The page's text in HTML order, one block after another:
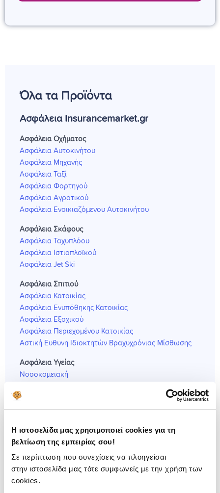
Η ιστοσελίδα μας χρησιμοποιεί cookies για τη
βελτίωση της εμπειρίας σου!
Σε περίπτωση που συνεχίσεις να πλοηγείσαι
στην ιστοσελίδα μας τότε συμφωνείς με την χρήση των
cookies.
Όλα τα Προϊόντα
Ασφάλεια Insurancemarket.gr
Ασφάλεια Οχήματος
Ασφάλεια Αυτοκινήτου
Ασφάλεια Μηχανής
Ασφάλεια Ταξί
Ασφάλεια Φορτηγού
Ασφάλεια Αγροτικού
Ασφάλεια Ενοικιαζόμενου Αυτοκινήτου
Ασφάλεια Σκάφους
Ασφάλεια Ταχυπλόου
Ασφάλεια Ιστιοπλοϊκού
Ασφάλεια Jet Ski
Ασφάλεια Σπιτιού
Ασφάλεια Κατοικίας
Ασφάλεια Ενυπόθηκης Κατοικίας
Ασφάλεια Εξοχικού
Ασφάλεια Περιεχομένου Κατοικίας
Αστική Ευθυνη Ιδιοκτητών Βραχυχρόνιας Μίσθωσης
Ασφάλεια Υγείας
Νοσοκομειακή
Ασφάλεια Κατοικίδιου
Ταξιδιωτική Ασφάλεια
Ενέργεια Energy-market.gr
Οικιακοί πελάτες
Ρεύμα